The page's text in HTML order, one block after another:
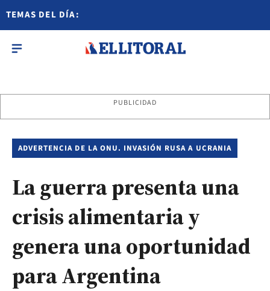
TEMAS DEL DÍA:
PUBLICIDAD
ADVERTENCIA DE LA ONU. INVASIÓN RUSA A UCRANIA
La guerra presenta una
crisis alimentaria y
genera una oportunidad
para Argentina